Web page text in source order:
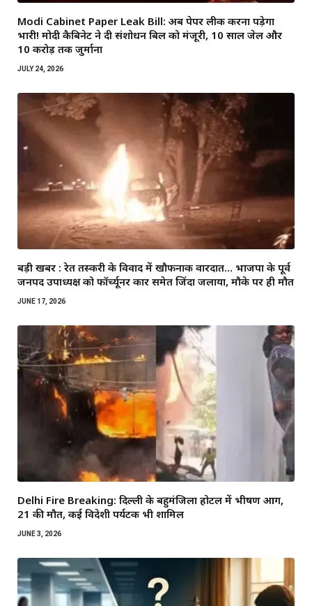
Modi Cabinet Paper Leak Bill: अब पेपर लीक करना पड़ेगा
भारी! मोदी कैबिनेट ने दी संशोधन बिल को मंजूरी, 10 साल जेल और
₹10 करोड़ तक जुर्माना
JULY 24, 2026
बड़ी खबर : रेत तस्करी के विवाद में खौफनाक वारदात… भाजपा के पूर्व
जनपद उपाध्यक्ष को फॉर्च्यूनर कार समेत जिंदा जलाया, मौके पर ही मौत
JUNE 17, 2026
Delhi Fire Breaking: दिल्ली के बहुमंजिला होटल में भीषण आग,
21 की मौत, कई विदेशी पर्यटक भी शामिल
JUNE 3, 2026